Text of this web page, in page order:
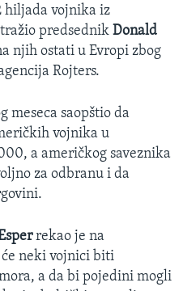
hiljada vojnika iz
predsednik Donald
njih ostati u Evropi zbog
Rojters.
meseca saopštio da
vojnika u
a američkog saveznika
za odbranu i da
rekao je na
neki vojnici biti
a da bi pojedini mogli